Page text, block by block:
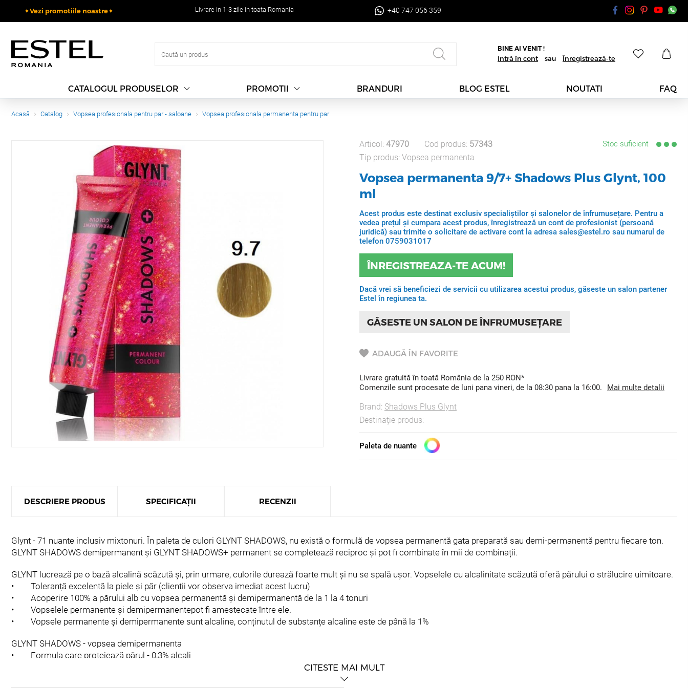
✦Vezi promotiile noastre✦ Livrare in 1-3 zile in toata Romania +40 747 056 359
BINE AI VENIT !
Intră în cont sau Înregistrează-te
CATALOGUL PRODUSELOR PROMOTII BRANDURI BLOG ESTEL NOUTATI FAQ
Acasă Catalog Vopsea profesionala pentru par - saloane Vopsea profesionala permanenta pentru par
Stoc suficient
Articol: 47970 Cod produs: 57343
Tip produs: Vopsea permanenta
Vopsea permanenta 9/7+ Shadows Plus Glynt, 100
ml
Acest produs este destinat exclusiv specialiștilor și salonelor de înfrumusețare. Pentru a
vedea prețul și cumpara acest produs, înregistrează un cont de profesionist (persoană
juridică) sau trimite o solicitare de activare cont la adresa sales@estel.ro sau numarul de
telefon 0759031017
ÎNREGISTREAZA-TE ACUM!
Dacă vrei să beneficiezi de servicii cu utilizarea acestui produs, găseste un salon partener
Estel în regiunea ta.
GĂSESTE UN SALON DE ÎNFRUMUSEȚARE
ADAUGĂ ÎN FAVORITE
Livrare gratuită în toată România de la 250 RON*
Comenzile sunt procesate de luni pana vineri, de la 08:30 pana la 16:00.
Mai multe detalii
Brand: Shadows Plus Glynt
Destinație produs:
Paleta de nuante
DESCRIERE PRODUS SPECIFICAȚII RECENZII
Glynt - 71 nuante inclusiv mixtonuri. În paleta de culori GLYNT SHADOWS, nu există o formulă de vopsea permanentă gata preparată sau demi-permanentă pentru fiecare ton.
GLYNT SHADOWS demipermanent și GLYNT SHADOWS+ permanent se completează reciproc și pot fi combinate în mii de combinații.
GLYNT lucrează pe o bază alcalină scăzută și, prin urmare, culorile durează foarte mult și nu se spală ușor. Vopselele cu alcalinitate scăzută oferă părului o strălucire uimitoare.
• Toleranță excelentă la piele și păr (clientii vor observa imediat acest lucru)
• Acoperire 100% a părului alb cu vopsea permanentă și demipermanentă de la 1 la 4 tonuri
• Vopselele permanente și demipermanentepot fi amestecate între ele.
• Vopsele permanente și demipermanente sunt alcaline, conținutul de substanțe alcaline este de până la 1%
GLYNT SHADOWS - vopsea demipermanenta
• Formula care protejează părul - 0,3% alcali
CITESTE MAI MULT